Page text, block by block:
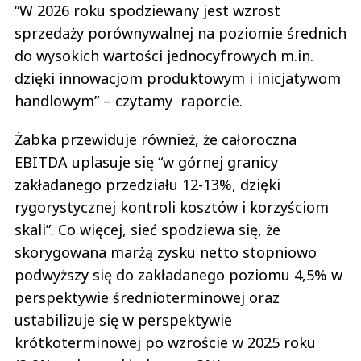
“W 2026 roku spodziewany jest wzrost
sprzedaży porównywalnej na poziomie średnich
do wysokich wartości jednocyfrowych m.in.
dzięki innowacjom produktowym i inicjatywom
handlowym” – czytamy raporcie.
Żabka przewiduje również, że całoroczna
EBITDA uplasuje się “w górnej granicy
zakładanego przedziału 12-13%, dzięki
rygorystycznej kontroli kosztów i korzyściom
skali”. Co więcej, sieć spodziewa się, że
skorygowana marżą zysku netto stopniowo
podwyższy się do zakładanego poziomu 4,5% w
perspektywie średnioterminowej oraz
ustabilizuje się w perspektywie
krótkoterminowej po wzroście w 2025 roku